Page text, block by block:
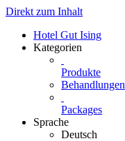
Direkt zum Inhalt
Hotel Gut Ising
Kategorien
Produkte
Behandlungen
Packages
Sprache
Deutsch